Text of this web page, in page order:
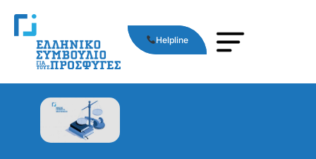
Helpline